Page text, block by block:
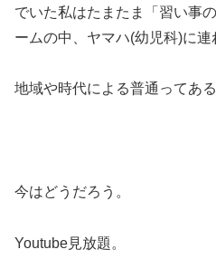
でいた私はたまたま「習い事
ームの中、ヤマハ(幼児科)に連
地域や時代による普通ってある
今はどうだろう。
Youtube見放題。